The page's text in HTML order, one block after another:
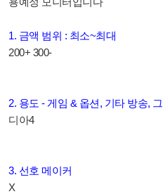
1. 금액 범위 : 최소~최대
200+ 300-
2. 용도 - 게임 & 옵션, 기타 방송,
디아4
3. 선호 메이커
X